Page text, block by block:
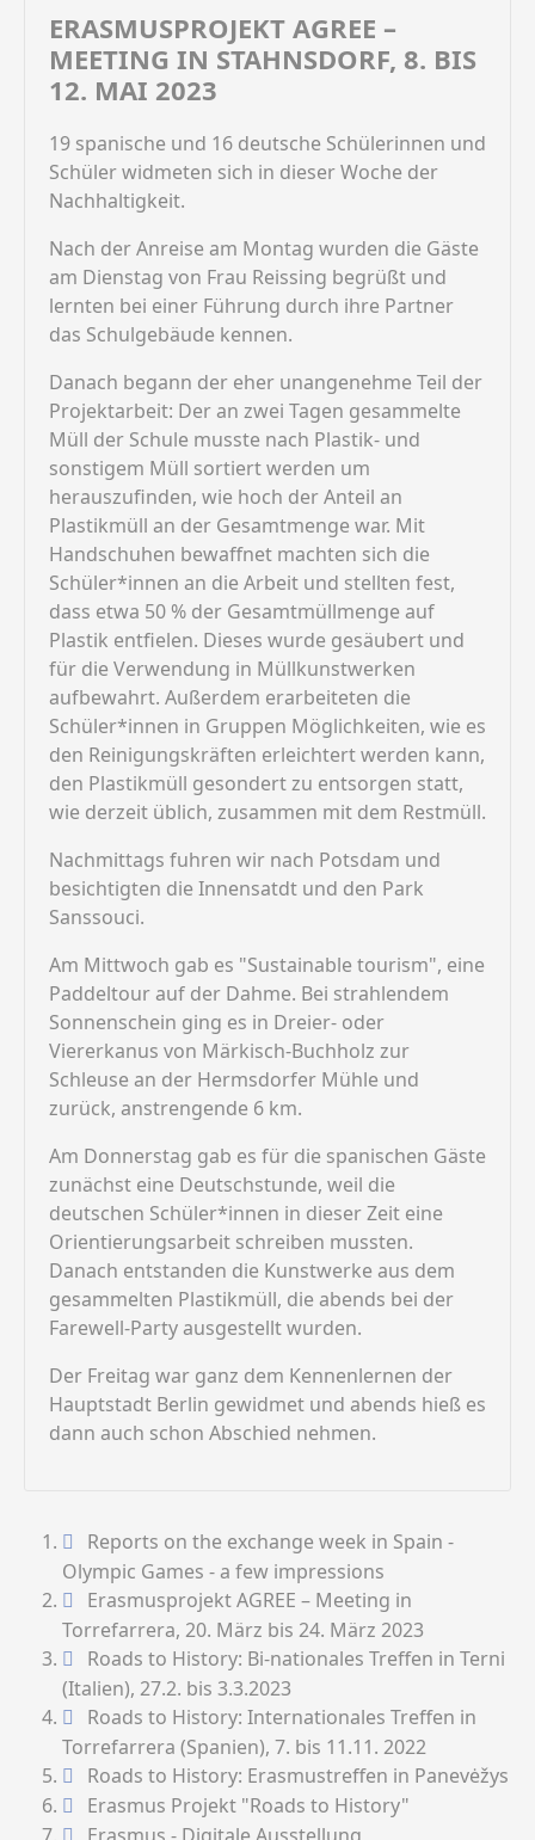
ERASMUSPROJEKT AGREE –
MEETING IN STAHNSDORF, 8. BIS
12. MAI 2023
19 spanische und 16 deutsche Schülerinnen und
Schüler widmeten sich in dieser Woche der
Nachhaltigkeit.
Nach der Anreise am Montag wurden die Gäste
am Dienstag von Frau Reissing begrüßt und
lernten bei einer Führung durch ihre Partner
das Schulgebäude kennen.
Danach begann der eher unangenehme Teil der
Projektarbeit: Der an zwei Tagen gesammelte
Müll der Schule musste nach Plastik- und
sonstigem Müll sortiert werden um
herauszufinden, wie hoch der Anteil an
Plastikmüll an der Gesamtmenge war. Mit
Handschuhen bewaffnet machten sich die
Schüler*innen an die Arbeit und stellten fest,
dass etwa 50 % der Gesamtmüllmenge auf
Plastik entfielen. Dieses wurde gesäubert und
für die Verwendung in Müllkunstwerken
aufbewahrt. Außerdem erarbeiteten die
Schüler*innen in Gruppen Möglichkeiten, wie es
den Reinigungskräften erleichtert werden kann,
den Plastikmüll gesondert zu entsorgen statt,
wie derzeit üblich, zusammen mit dem Restmüll.
Nachmittags fuhren wir nach Potsdam und
besichtigten die Innensatdt und den Park
Sanssouci.
Am Mittwoch gab es "Sustainable tourism", eine
Paddeltour auf der Dahme. Bei strahlendem
Sonnenschein ging es in Dreier- oder
Viererkanus von Märkisch-Buchholz zur
Schleuse an der Hermsdorfer Mühle und
zurück, anstrengende 6 km.
Am Donnerstag gab es für die spanischen Gäste
zunächst eine Deutschstunde, weil die
deutschen Schüler*innen in dieser Zeit eine
Orientierungsarbeit schreiben mussten.
Danach entstanden die Kunstwerke aus dem
gesammelten Plastikmüll, die abends bei der
Farewell-Party ausgestellt wurden.
Der Freitag war ganz dem Kennenlernen der
Hauptstadt Berlin gewidmet und abends hieß es
dann auch schon Abschied nehmen.
Reports on the exchange week in Spain -
Olympic Games - a few impressions
Erasmusprojekt AGREE – Meeting in
Torrefarrera, 20. März bis 24. März 2023
Roads to History: Bi-nationales Treffen in Terni
(Italien), 27.2. bis 3.3.2023
Roads to History: Internationales Treffen in
Torrefarrera (Spanien), 7. bis 11.11. 2022
Roads to History: Erasmustreffen in Panevėžys
Erasmus Projekt "Roads to History"